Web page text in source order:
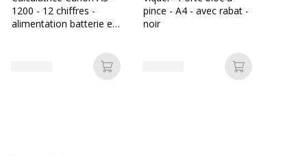
1200 - 12 chiffres -
alimentation batterie et
Ajouter au panier
pince - A4 - avec rabat -
noir
Ajouter au